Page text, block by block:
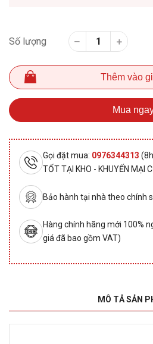
Số lượng
Thêm vào
Mua
Gọi đặt mua: 0976344313
TỐT TẠI KHO - KHUYẾN MẠI
Bảo hành tại nhà theo chính
Hàng chính hãng mới 100%
giá đã bao gồm VAT)
MÔ TẢ SẢN